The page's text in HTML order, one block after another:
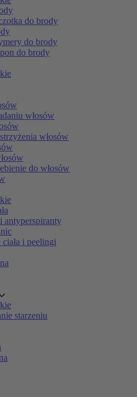
do brody
do brody
do brody
włosów
włosów
do włosów
antyperspiranty
i peelingi
starzeniu